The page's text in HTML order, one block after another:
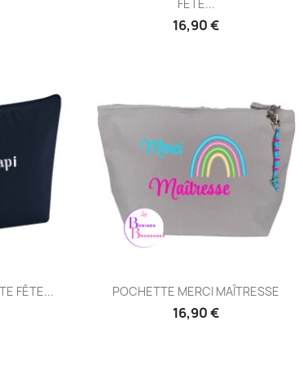
FÊTE...
16,90 €
FÊTE... Aperçu rapide
POCHETTE MERCI MAÎTRESSE
16,90 €